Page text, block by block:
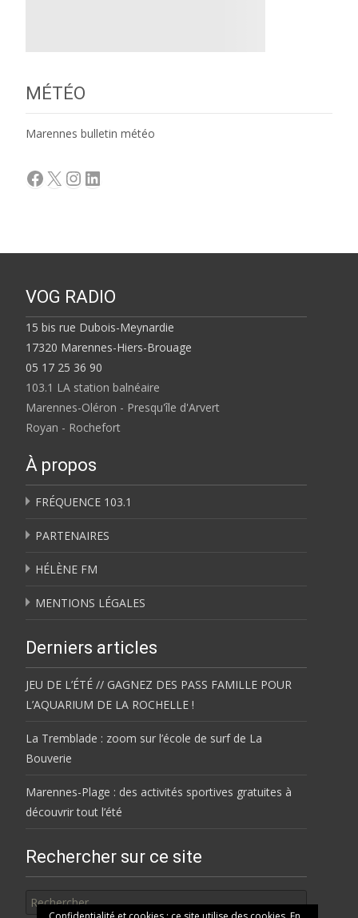
MÉTÉO
Marennes bulletin météo
Facebook
X Instagram
LinkedIn
VOG RADIO
15 bis rue Dubois-Meynardie
17320 Marennes-Hiers-Brouage
05 17 25 36 90
103.1 LA station balnéaire
Marennes-Oléron - Presqu'île d'Arvert
Royan - Rochefort
À propos
FRÉQUENCE 103.1
PARTENAIRES
HÉLÈNE FM
MENTIONS LÉGALES
Derniers articles
JEU DE L’ÉTÉ // GAGNEZ DES PASS FAMILLE POUR
L’AQUARIUM DE LA ROCHELLE !
La Tremblade : zoom sur l’école de surf de La
Bouverie
Marennes-Plage : des activités sportives gratuites à
découvrir tout l’été
Rechercher sur ce site